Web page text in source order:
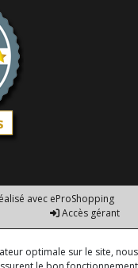
avec eProShopping
Accès gérant
optimale sur le site, nous